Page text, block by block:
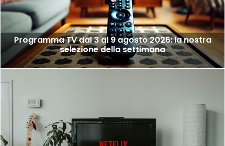
Programma TV dal 3 al 9 agosto 2026: la nostra
selezione della settimana